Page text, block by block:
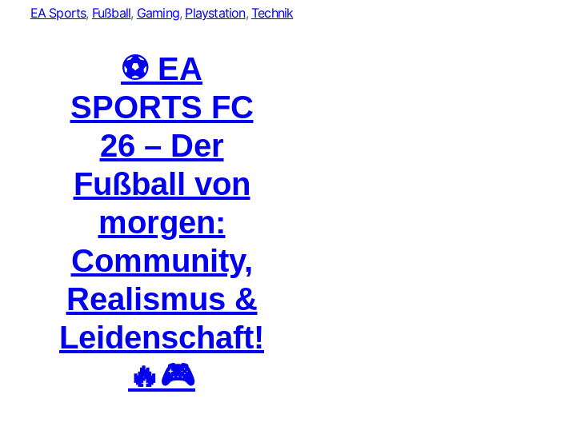
EA Sports, Fußball, Gaming, Playstation, Technik
⚽ EA
SPORTS FC
26 – Der
Fußball von
morgen:
Community,
Realismus &
Leidenschaft!
🔥🎮